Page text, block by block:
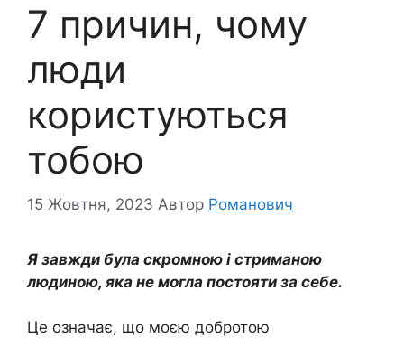
7 причин, чому
люди
користуються
тобою
15 Жовтня, 2023 Автор Романович
Я завжди була скромною і стриманою
людиною, яка не могла постояти за себе.
Це означає, що моєю добротою